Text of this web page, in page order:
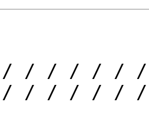
/ / / / /
/ / / / /